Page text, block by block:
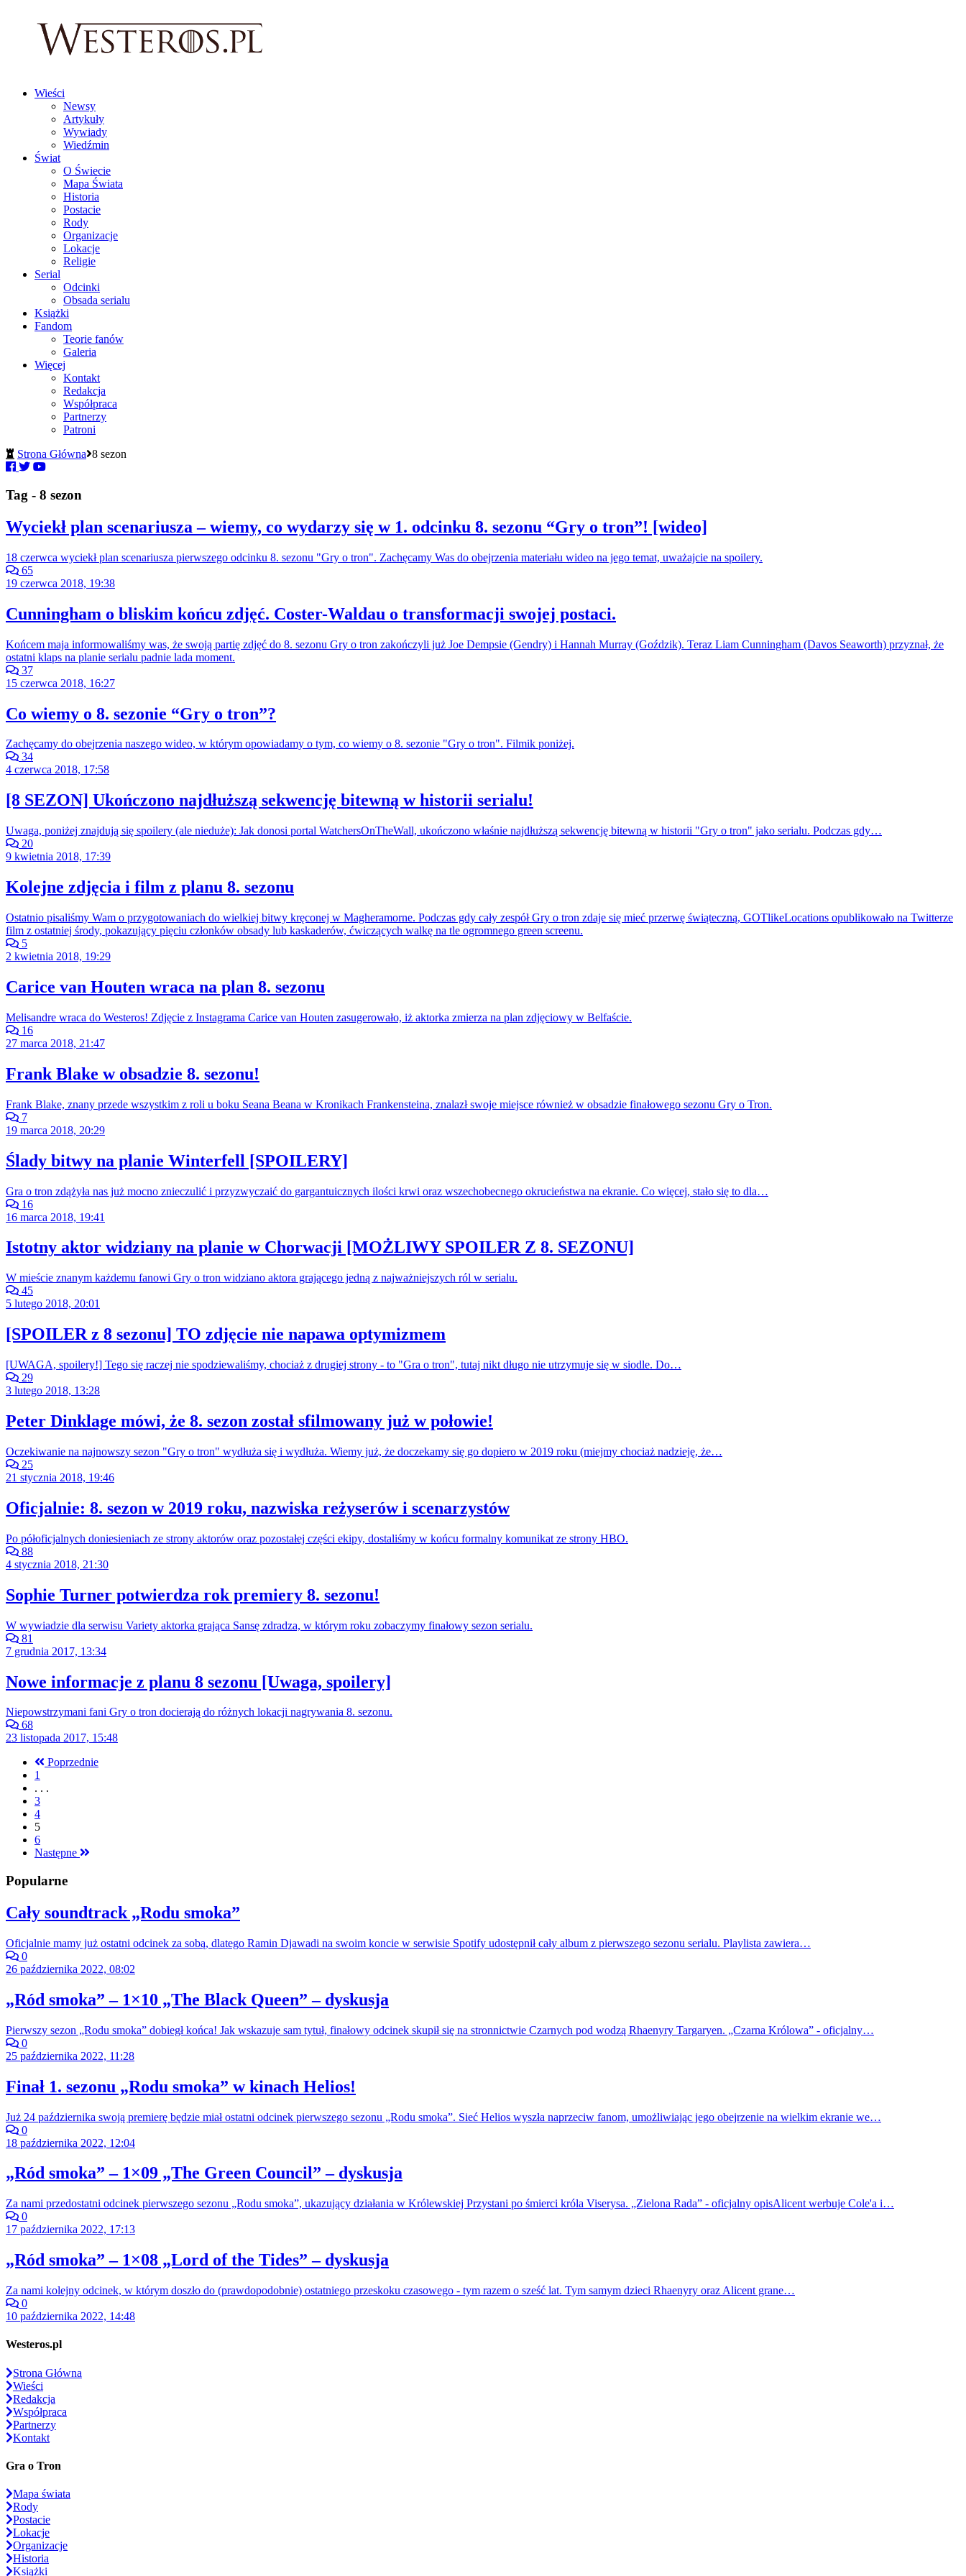
Wieści
Newsy
Artykuły
Wywiady
Wiedźmin
Świat
O Świecie
Mapa Świata
Historia
Postacie
Rody
Organizacje
Lokacje
Religie
Serial
Odcinki
Obsada serialu
Książki
Fandom
Teorie fanów
Galeria
Więcej
Kontakt
Redakcja
Współpraca
Partnerzy
Patroni
Strona Główna 8 sezon
Tag - 8 sezon
Wyciekł plan scenariusza – wiemy, co wydarzy się w 1. odcinku 8. sezonu “Gry o tron”! [wideo]
18 czerwca wyciekł plan scenariusza pierwszego odcinku 8. sezonu "Gry o tron". Zachęcamy Was do obejrzenia materiału wideo na jego temat, uważajcie na spoilery.
65
19 czerwca 2018, 19:38
Cunningham o bliskim końcu zdjęć. Coster-Waldau o transformacji swojej postaci.
Końcem maja informowaliśmy was, że swoją partię zdjęć do 8. sezonu Gry o tron zakończyli już Joe Dempsie (Gendry) i Hannah Murray (Goździk). Teraz Liam Cunningham (Davos Seaworth) przyznał, że
ostatni klaps na planie serialu padnie lada moment.
37
15 czerwca 2018, 16:27
Co wiemy o 8. sezonie “Gry o tron”?
Zachęcamy do obejrzenia naszego wideo, w którym opowiadamy o tym, co wiemy o 8. sezonie "Gry o tron". Filmik poniżej.
34
4 czerwca 2018, 17:58
[8 SEZON] Ukończono najdłuższą sekwencję bitewną w historii serialu!
Uwaga, poniżej znajdują się spoilery (ale nieduże): Jak donosi portal WatchersOnTheWall, ukończono właśnie najdłuższą sekwencję bitewną w historii "Gry o tron" jako serialu. Podczas gdy…
20
9 kwietnia 2018, 17:39
Kolejne zdjęcia i film z planu 8. sezonu
Ostatnio pisaliśmy Wam o przygotowaniach do wielkiej bitwy kręconej w Magheramorne. Podczas gdy cały zespół Gry o tron zdaje się mieć przerwę świąteczną, GOTlikeLocations opublikowało na Twitterze
film z ostatniej środy, pokazujący pięciu członków obsady lub kaskaderów, ćwiczących walkę na tle ogromnego green screenu.
5
2 kwietnia 2018, 19:29
Carice van Houten wraca na plan 8. sezonu
Melisandre wraca do Westeros! Zdjęcie z Instagrama Carice van Houten zasugerowało, iż aktorka zmierza na plan zdjęciowy w Belfaście.
16
27 marca 2018, 21:47
Frank Blake w obsadzie 8. sezonu!
Frank Blake, znany przede wszystkim z roli u boku Seana Beana w Kronikach Frankensteina, znalazł swoje miejsce również w obsadzie finałowego sezonu Gry o Tron.
7
19 marca 2018, 20:29
Ślady bitwy na planie Winterfell [SPOILERY]
Gra o tron zdążyła nas już mocno znieczulić i przyzwyczaić do gargantuicznych ilości krwi oraz wszechobecnego okrucieństwa na ekranie. Co więcej, stało się to dla…
16
16 marca 2018, 19:41
Istotny aktor widziany na planie w Chorwacji [MOŻLIWY SPOILER Z 8. SEZONU]
W mieście znanym każdemu fanowi Gry o tron widziano aktora grającego jedną z najważniejszych ról w serialu.
45
5 lutego 2018, 20:01
[SPOILER z 8 sezonu] TO zdjęcie nie napawa optymizmem
[UWAGA, spoilery!] Tego się raczej nie spodziewaliśmy, chociaż z drugiej strony - to "Gra o tron", tutaj nikt długo nie utrzymuje się w siodle. Do…
29
3 lutego 2018, 13:28
Peter Dinklage mówi, że 8. sezon został sfilmowany już w połowie!
Oczekiwanie na najnowszy sezon "Gry o tron" wydłuża się i wydłuża. Wiemy już, że doczekamy się go dopiero w 2019 roku (miejmy chociaż nadzieję, że…
25
21 stycznia 2018, 19:46
Oficjalnie: 8. sezon w 2019 roku, nazwiska reżyserów i scenarzystów
Po półoficjalnych doniesieniach ze strony aktorów oraz pozostałej części ekipy, dostaliśmy w końcu formalny komunikat ze strony HBO.
88
4 stycznia 2018, 21:30
Sophie Turner potwierdza rok premiery 8. sezonu!
W wywiadzie dla serwisu Variety aktorka grająca Sansę zdradza, w którym roku zobaczymy finałowy sezon serialu.
81
7 grudnia 2017, 13:34
Nowe informacje z planu 8 sezonu [Uwaga, spoilery]
Niepowstrzymani fani Gry o tron docierają do różnych lokacji nagrywania 8. sezonu.
68
23 listopada 2017, 15:48
Poprzednie
1
. . .
3
4
5
6
Następne
Popularne
Cały soundtrack „Rodu smoka”
Oficjalnie mamy już ostatni odcinek za sobą, dlatego Ramin Djawadi na swoim koncie w serwisie Spotify udostępnił cały album z pierwszego sezonu serialu. Playlista zawiera…
0
26 października 2022, 08:02
„Ród smoka” – 1×10 „The Black Queen” – dyskusja
Pierwszy sezon „Rodu smoka” dobiegł końca! Jak wskazuje sam tytuł, finałowy odcinek skupił się na stronnictwie Czarnych pod wodzą Rhaenyry Targaryen. „Czarna Królowa” - oficjalny…
0
25 października 2022, 11:28
Finał 1. sezonu „Rodu smoka” w kinach Helios!
Już 24 października swoją premierę będzie miał ostatni odcinek pierwszego sezonu „Rodu smoka”. Sieć Helios wyszła naprzeciw fanom, umożliwiając jego obejrzenie na wielkim ekranie we…
0
18 października 2022, 12:04
„Ród smoka” – 1×09 „The Green Council” – dyskusja
Za nami przedostatni odcinek pierwszego sezonu „Rodu smoka”, ukazujący działania w Królewskiej Przystani po śmierci króla Viserysa. „Zielona Rada” - oficjalny opisAlicent werbuje Cole'a i…
0
17 października 2022, 17:13
„Ród smoka” – 1×08 „Lord of the Tides” – dyskusja
Za nami kolejny odcinek, w którym doszło do (prawdopodobnie) ostatniego przeskoku czasowego - tym razem o sześć lat. Tym samym dzieci Rhaenyry oraz Alicent grane…
0
10 października 2022, 14:48
Westeros.pl
Strona Główna
Wieści
Redakcja
Współpraca
Partnerzy
Kontakt
Gra o Tron
Mapa świata
Rody
Postacie
Lokacje
Organizacje
Historia
Książki